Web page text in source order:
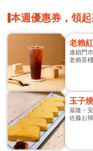
本週優惠券，領
老賴
連鎖門市
老賴茶棧
玉子
基隆・
佐藤お